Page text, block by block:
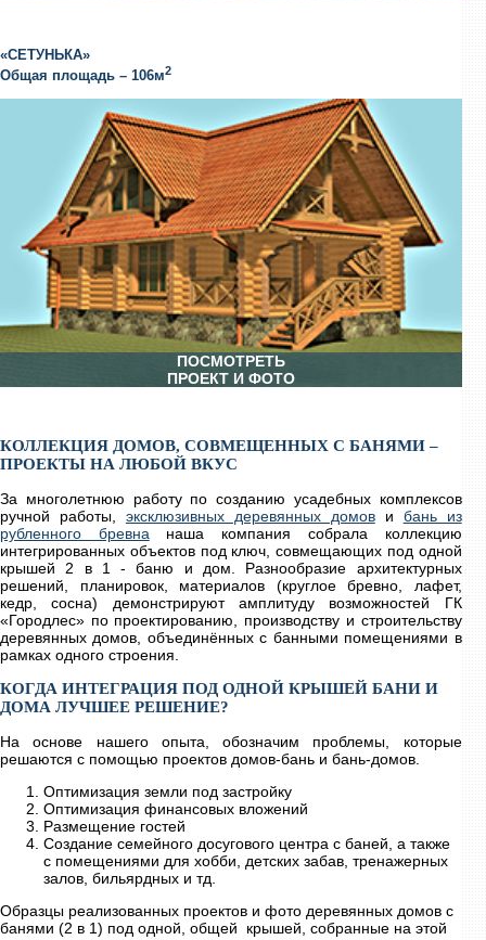
«СЕТУНЬКА»
Общая площадь – 106м2
ПОСМОТРЕТЬ
ПРОЕКТ И ФОТО
КОЛЛЕКЦИЯ ДОМОВ, СОВМЕЩЕННЫХ С БАНЯМИ –
ПРОЕКТЫ НА ЛЮБОЙ ВКУС
За многолетнюю работу по созданию усадебных комплексов
ручной работы, эксклюзивных деревянных домови бань из
рубленного бревна наша компания собрала коллекцию
интегрированных объектов под ключ, совмещающих под одной
крышей 2 в 1 - баню и дом. Разнообразие архитектурных
решений, планировок, материалов (круглое бревно, лафет,
кедр, сосна) демонстрируют амплитуду возможностей ГК
«Городлес» по проектированию, производству и строительству
деревянных домов, объединённых с банными помещениями в
рамках одного строения.
КОГДА ИНТЕГРАЦИЯ ПОД ОДНОЙ КРЫШЕЙ БАНИ И
ДОМА ЛУЧШЕЕ РЕШЕНИЕ?
На основе нашего опыта, обозначим проблемы, которые
решаются с помощью проектов домов-бань и бань-домов.
Оптимизация земли под застройку
Оптимизация финансовых вложений
Размещение гостей
Создание семейного досугового центра с баней, а также
с помещениями для хобби, детских забав, тренажерных
залов, бильярдных и тд.
Образцы реализованных проектов и фото деревянных домов с
банями (2 в 1) под одной, общей крышей, собранные на этой